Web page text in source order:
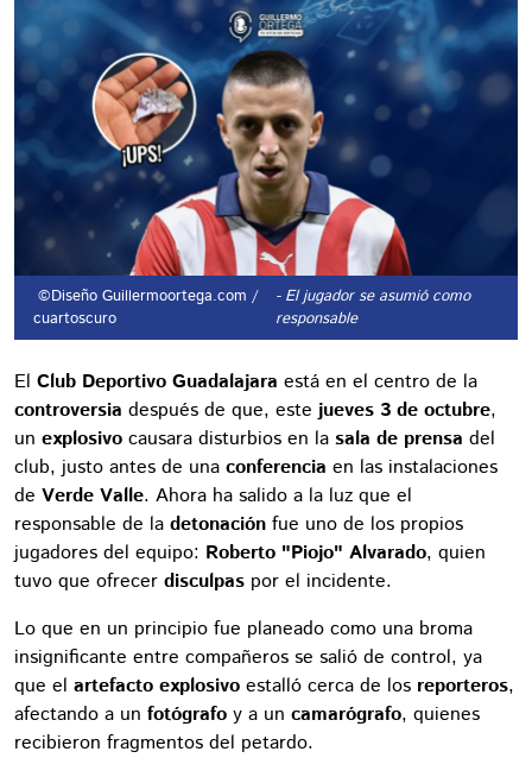
©Diseño Guillermoortega.com /
cuartoscuro
- El jugador se asumió como
responsable
El Club Deportivo Guadalajara está en el centro de la
controversia después de que, este jueves 3 de octubre,
un explosivo causara disturbios en la sala de prensa del
club, justo antes de una conferencia en las instalaciones
de Verde Valle. Ahora ha salido a la luz que el
responsable de la detonación fue uno de los propios
jugadores del equipo: Roberto "Piojo" Alvarado, quien
tuvo que ofrecer disculpas por el incidente.
Lo que en un principio fue planeado como una broma
insignificante entre compañeros se salió de control, ya
que el artefacto explosivo estalló cerca de los reporteros,
afectando a un fotógrafo y a un camarógrafo, quienes
recibieron fragmentos del petardo.